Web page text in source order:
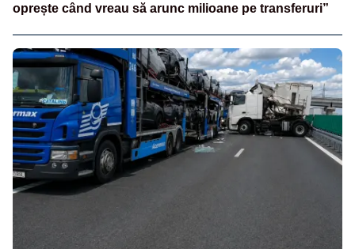
oprește când vreau să arunc milioane pe transferuri”